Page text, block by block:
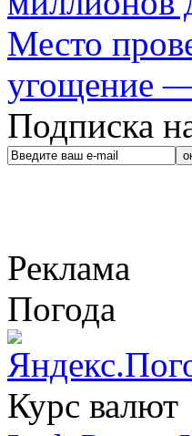
Место
угощение
Подписка
Реклама
Погода
Курс валют